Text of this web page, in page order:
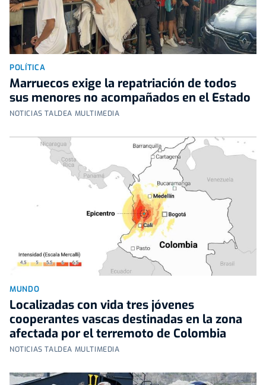
POLÍTICA
Marruecos exige la repatriación de todos
sus menores no acompañados en el Estado
NOTICIAS TALDEA MULTIMEDIA
MUNDO
Localizadas con vida tres jóvenes
cooperantes vascas destinadas en la zona
afectada por el terremoto de Colombia
NOTICIAS TALDEA MULTIMEDIA